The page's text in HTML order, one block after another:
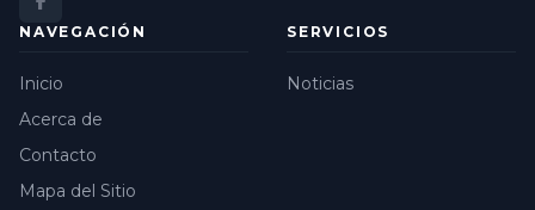
NAVEGACIÓN
Inicio
Acerca de
Contacto
Mapa del Sitio
SERVICIOS
Noticias